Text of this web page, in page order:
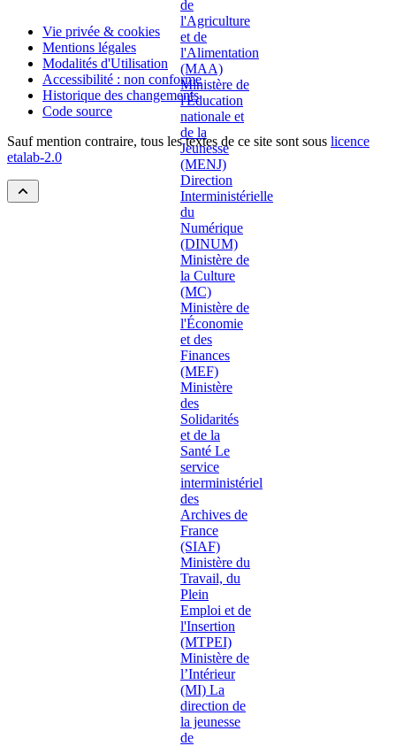
Vie privée & cookies
Mentions légales
Modalités d'Utilisation
Accessibilité : non conforme
Historique des changements
Code source
Sauf mention contraire, tous les textes de ce site sont sous licence
etalab-2.0